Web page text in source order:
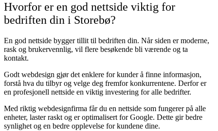
Hvorfor er en god nettside viktig for
bedriften din i Storebø?
En god nettside bygger tillit til bedriften din. Når siden er moderne,
rask og brukervennlig, vil flere besøkende bli værende og ta
kontakt.
Godt webdesign gjør det enklere for kunder å finne informasjon,
forstå hva du tilbyr og velge deg fremfor konkurrentene. Derfor er
en profesjonell nettside en viktig investering for alle bedrifter.
Med riktig webdesignfirma får du en nettside som fungerer på alle
enheter, laster raskt og er optimalisert for Google. Dette gir bedre
synlighet og en bedre opplevelse for kundene dine.